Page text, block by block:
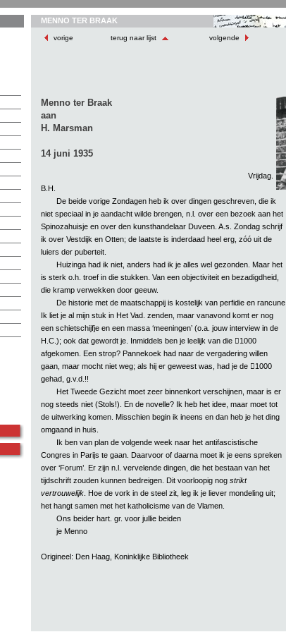
MENNO TER BRAAK
vorige terug naar lijst volgende
Menno ter Braak
aan
H. Marsman
14 juni 1935
Vrijdag.
B.H.
De beide vorige Zondagen heb ik over dingen geschreven, die ik
niet speciaal in je aandacht wilde brengen, n.l. over een bezoek aan het
Spinozahuisje en over den kunsthandelaar Duveen. A.s. Zondag schrijf
ik over Vestdijk en Otten; de laatste is inderdaad heel erg, zóó uit de
luiers der puberteit.
Huizinga had ik niet, anders had ik je alles wel gezonden. Maar het
is sterk o.h. troef in die stukken. Van een objectiviteit en bezadigdheid,
die kramp verwekken door geeuw.
De historie met de maatschappij is kostelijk van perfidie en rancune.
Ik liet je al mijn stuk in Het Vad. zenden, maar vanavond komt er nog
een schietschijfje en een massa ‘meeningen’ (o.a. jouw interview in de
H.C.); ook dat gewordt je. Inmiddels ben je leelijk van die 1000
afgekomen. Een strop? Pannekoek had naar de vergadering willen
gaan, maar mocht niet weg; als hij er geweest was, had je de 1000
gehad, g.v.d.!!
Het Tweede Gezicht moet zeer binnenkort verschijnen, maar is er
nog steeds niet (Stols!). En de novelle? Ik heb het idee, maar moet tot
de uitwerking komen. Misschien begin ik ineens en dan heb je het ding
omgaand in huis.
Ik ben van plan de volgende week naar het antifascistische
Congres in Parijs te gaan. Daarvoor of daarna moet ik je eens spreken
over ‘Forum’. Er zijn n.l. vervelende dingen, die het bestaan van het
tijdschrift zouden kunnen bedreigen. Dit voorloopig nog strikt
vertrouwelijk. Hoe de vork in de steel zit, leg ik je liever mondeling uit;
het hangt samen met het katholicisme van de Vlamen.
Ons beider hart. gr. voor jullie beiden
je Menno
Origineel: Den Haag, Koninklijke Bibliotheek